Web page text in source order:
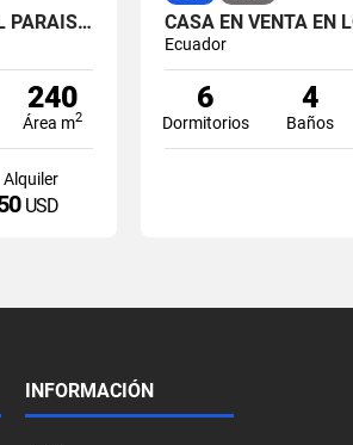
CASA EN ALQUILER CIUDADELA EL PARAISO (MACRIS)
240
Área m2
Alquiler
USD
CASA EN VENTA EN
Ecuador
6
Dormitorios
4
Baños
INFORMACIÓN